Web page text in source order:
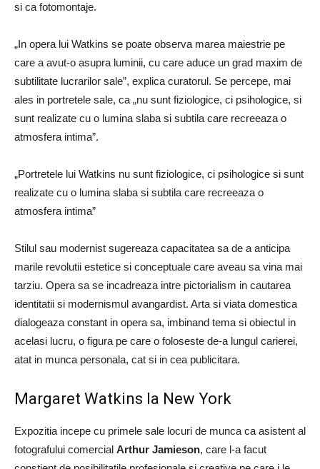
si ca fotomontaje.
„In opera lui Watkins se poate observa marea maiestrie pe
care a avut-o asupra luminii, cu care aduce un grad maxim de
subtilitate lucrarilor sale”, explica curatorul. Se percepe, mai
ales in portretele sale, ca „nu sunt fiziologice, ci psihologice, si
sunt realizate cu o lumina slaba si subtila care recreeaza o
atmosfera intima”.
„Portretele lui Watkins nu sunt fiziologice, ci psihologice si sunt
realizate cu o lumina slaba si subtila care recreeaza o
atmosfera intima”
Stilul sau modernist sugereaza capacitatea sa de a anticipa
marile revolutii estetice si conceptuale care aveau sa vina mai
tarziu. Opera sa se incadreaza intre pictorialism in cautarea
identitatii si modernismul avangardist. Arta si viata domestica
dialogeaza constant in opera sa, imbinand tema si obiectul in
acelasi lucru, o figura pe care o foloseste de-a lungul carierei,
atat in ​​munca personala, cat si in cea publicitara.
Margaret Watkins la New York
Expozitia incepe cu primele sale locuri de munca ca asistent al
fotografului comercial Arthur Jamieson, care l-a facut